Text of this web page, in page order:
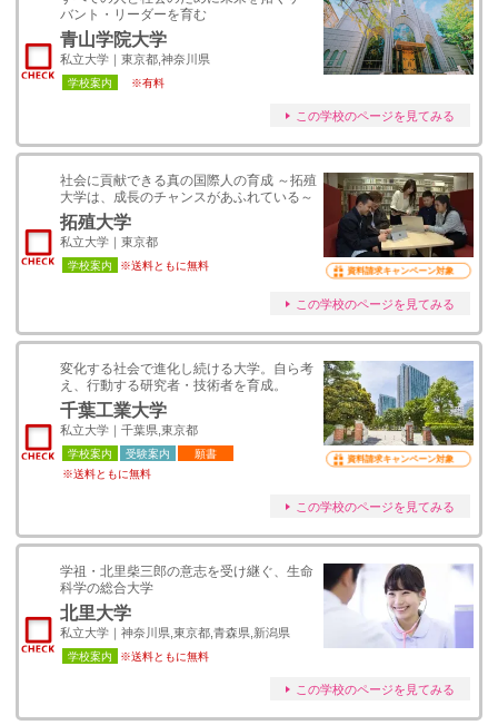
バント・リーダーを育む
青山学院大学
私立大学｜東京都,神奈川県
学校案内 ※有料
この学校のページを見てみる
社会に貢献できる真の国際人の育成 ～拓殖
大学は、成長のチャンスがあふれている～
拓殖大学
私立大学｜東京都
学校案内 ※送料ともに無料 資料請求キャンペーン対象
この学校のページを見てみる
変化する社会で進化し続ける大学。自ら考
え、行動する研究者・技術者を育成。
千葉工業大学
私立大学｜千葉県,東京都
学校案内 受験案内
願書
※送料ともに無料
資料請求キャンペーン対象
この学校のページを見てみる
学祖・北里柴三郎の意志を受け継ぐ、生命
科学の総合大学
北里大学
私立大学｜神奈川県,東京都,青森県,新潟県
学校案内 ※送料ともに無料
この学校のページを見てみる